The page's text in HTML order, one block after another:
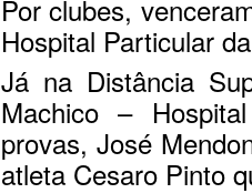
Por clubes,
Hospital Particular
Já na Distância
Machico –
provas, José
atleta Cesaro Pinto